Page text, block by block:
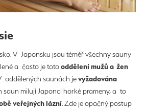
V Japonsku jsou téměř všechny sauny
a často je totooddělení mužů a žen
oddělených saunách jevyžadována
saun milují Japonci horké prameny, a to
veřejných lázní. Zde je opačný postup